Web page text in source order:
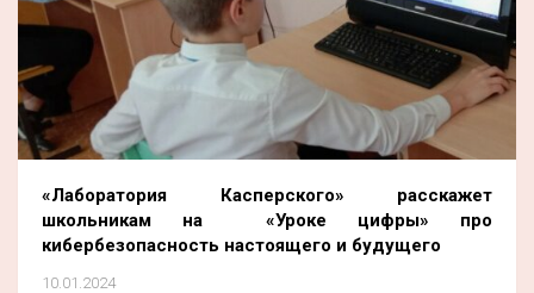
«Лаборатория Касперского» расскажет
школьникам на «Уроке цифры» про
кибербезопасность настоящего и будущего
10.01.2024